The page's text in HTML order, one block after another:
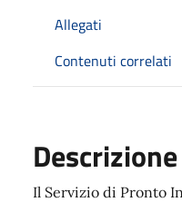
Allegati
Contenuti correlati
Descrizione
Il Servizio di Pronto